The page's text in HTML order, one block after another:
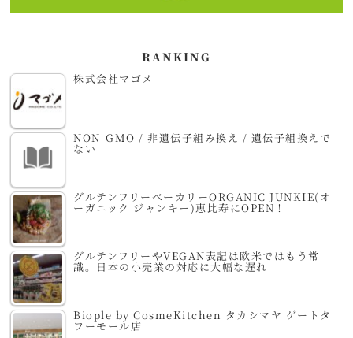
RANKING
株式会社マゴメ
NON-GMO / 非遺伝子組み換え / 遺伝子組換えで
ない
グルテンフリーベーカリーORGANIC JUNKIE(オ
ーガニック ジャンキー)恵比寿にOPEN！
グルテンフリーやVEGAN表記は欧米ではもう常
識。日本の小売業の対応に大幅な遅れ
Biople by CosmeKitchen タカシマヤ ゲートタ
ワーモール店